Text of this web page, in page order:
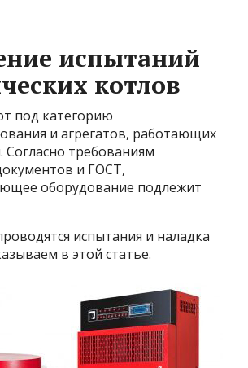
испытаний
котлов
под категорию
и агрегатов, работающих
требованиям
и ГОСТ,
оборудование подлежит
испытания и наладка
в этой статье.